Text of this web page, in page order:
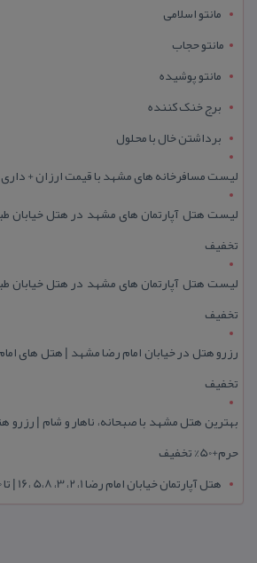
مانتو اسلامی
مانتو حجاب
مانتو پوشیده
برج خنک کننده
برداشتن خال با محلول
لیست مسافرخانه های مشهد با قیمت ارزان + داری پارکینگ
تخفیف
تخفیف
تخفیف
بهترین هتل مشهد با صبحانه، ناهار و شام |
حرم+50% تخفیف
هتل آپارتمان خیابان امام رضا 1، 2، 3، 5،8 ،16 | تا 90 % تخفیف